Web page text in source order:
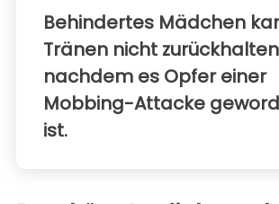
Behindertes Mädchen
Tränen nicht
nachdem es Opfer einer
Mobbing-Attacke
ist.